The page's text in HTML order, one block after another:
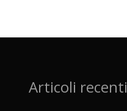
Articoli recenti